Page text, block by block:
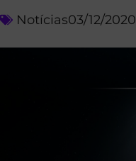
Notícias03/12/2020